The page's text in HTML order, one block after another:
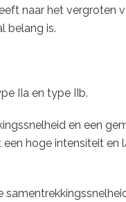
naar het vergroten
belang is.
IIa en type IIb.
en een
hoge intensiteit en